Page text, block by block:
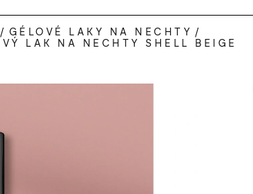
/ GÉLOVÉ LAKY NA NECHTY /
LAK NA NECHTY SHELL BEIGE